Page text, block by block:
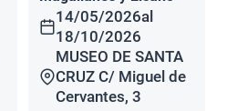
14/05/2026al
18/10/2026
MUSEO DE SANTA
CRUZ C/ Miguel de
Cervantes, 3